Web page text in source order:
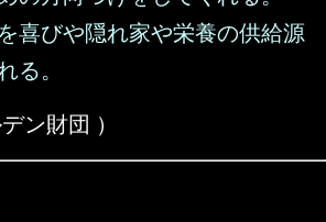
喜びや隠れ家や栄養の供給源
る。
ン財団 ）